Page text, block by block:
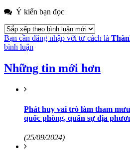
Ý kiến bạn đọc
Bạn cần đăng nhập với tư cách là
bình luận
Những tin mới hơn
Phát huy vai trò làm tham
quốc phòng, quân sự địa
(25/09/2024)